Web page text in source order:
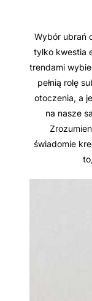
Wybór ubrań
tylko kwestia
trendami
pełnią rolę
otoczenia, a
na nasze
świadomie